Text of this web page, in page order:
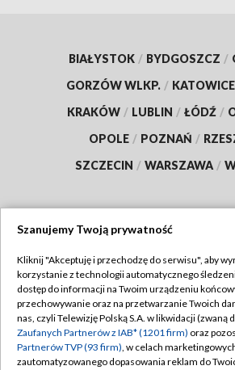
BIAŁYSTOK / BYDGOSZCZ /
GORZÓW WLKP. / KATOWICE
KRAKÓW / LUBLIN / ŁÓDŹ /
OPOLE / POZNAŃ /
SZCZECIN / WARSZAWA /
TVP
Abonament TVP
Emisja w TVP
Centrum informacji TVP
Regulamin TVP
Polityka
Moje zgody
Szanujemy Twoją prywatność
Kliknij "Akceptuję i przechodzę do serwisu", aby
korzystanie z technologii automatycznego
dostęp do informacji na Twoim urządzeniu
przechowywanie oraz na przetwarzanie Twoich
nas, czyli Telewizję Polską S.A. w likwidacji (zwaną
Zaufanych Partnerów z IAB* (1201 firm) oraz
Partnerów TVP (93 firm), w celach
zautomatyzowanego dopasowania reklam do